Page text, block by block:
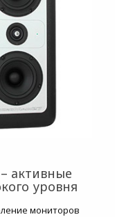
активные
уровня
мониторов